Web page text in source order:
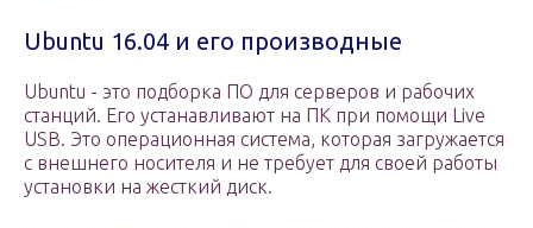
Ubuntu 16.04 и его производные
Ubuntu ­- это подборка ПО для серверов и рабочих
станций. Его устанавливают на ПК при помощи Live
USB. Это операционная система, которая загружается
с внешнего носителя и не требует для своей работы
установки на жесткий диск.